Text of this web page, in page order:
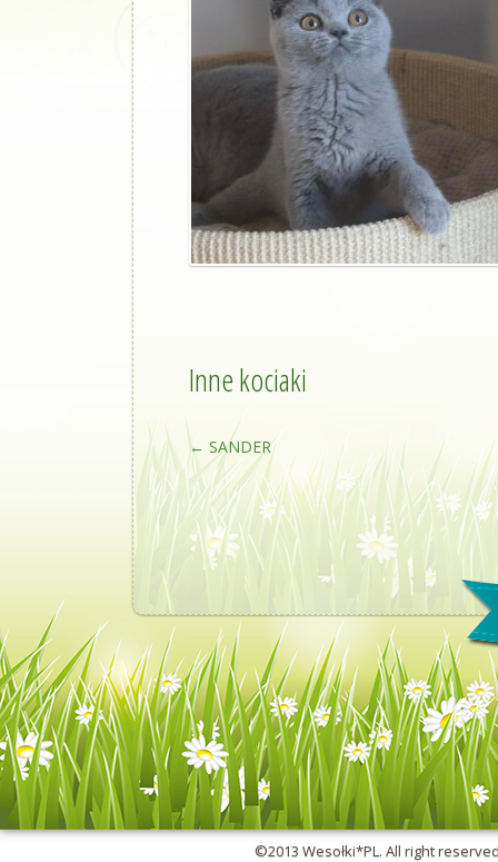
Inne kociaki
← SANDER
©2013 Wesołki*PL. All right